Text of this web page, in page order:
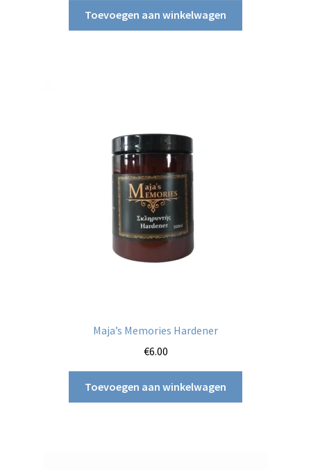
Toevoegen aan winkelwagen
Maja’s Memories Hardener
€6.00
Toevoegen aan winkelwagen